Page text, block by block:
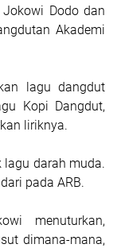
Jokowi Dodo dan
Akademi
lagu dangdut
Kopi Dangdut,
liriknya.
darah muda.
pada ARB.
menuturkan,
dimana-mana,